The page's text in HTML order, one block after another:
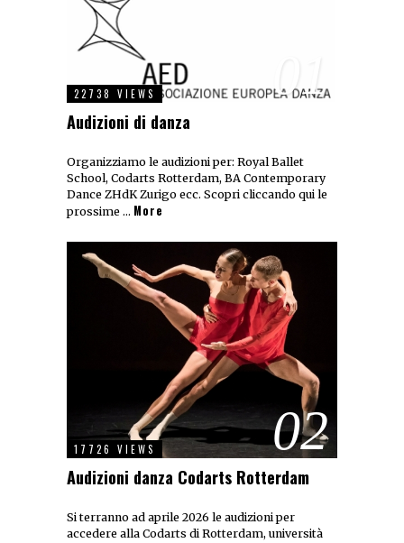
01
22738 VIEWS
Audizioni di danza
Organizziamo le audizioni per: Royal Ballet
School, Codarts Rotterdam, BA Contemporary
Dance ZHdK Zurigo ecc. Scopri cliccando qui le
prossime … More
02
17726 VIEWS
Audizioni danza Codarts Rotterdam
Si terranno ad aprile 2026 le audizioni per
accedere alla Codarts di Rotterdam, università